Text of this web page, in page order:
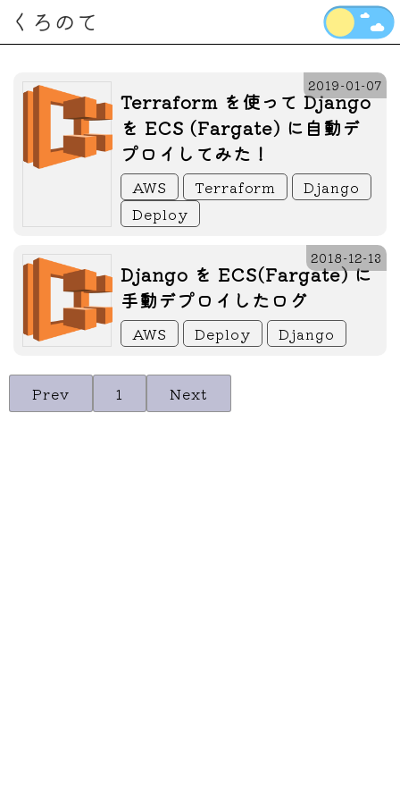
くろのて
Terraform を使って Django
を ECS (Fargate) に自動デ
プロイしてみた！
2019-01-07
AWS Terraform
Django
Deploy
Django を ECS(Fargate) に
手動デプロイしたログ
2018-12-13
AWS Deploy Django
Prev 1 Next